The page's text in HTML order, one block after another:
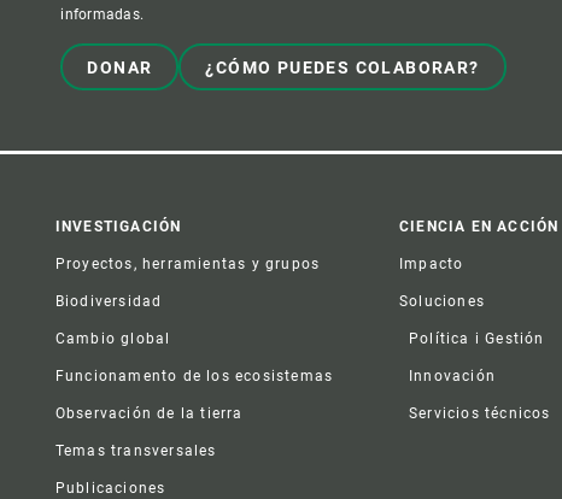
informadas.
DONAR ¿CÓMO PUEDES COLABORAR?
INVESTIGACIÓN
Proyectos, herramientas y grupos
Biodiversidad
Cambio global
Funcionamento de los ecosistemas
Observación de la tierra
Temas transversales
Publicaciones
CIENCIA EN ACCIÓN
Impacto
Soluciones
Política i Gestión
Innovación
Servicios técnicos